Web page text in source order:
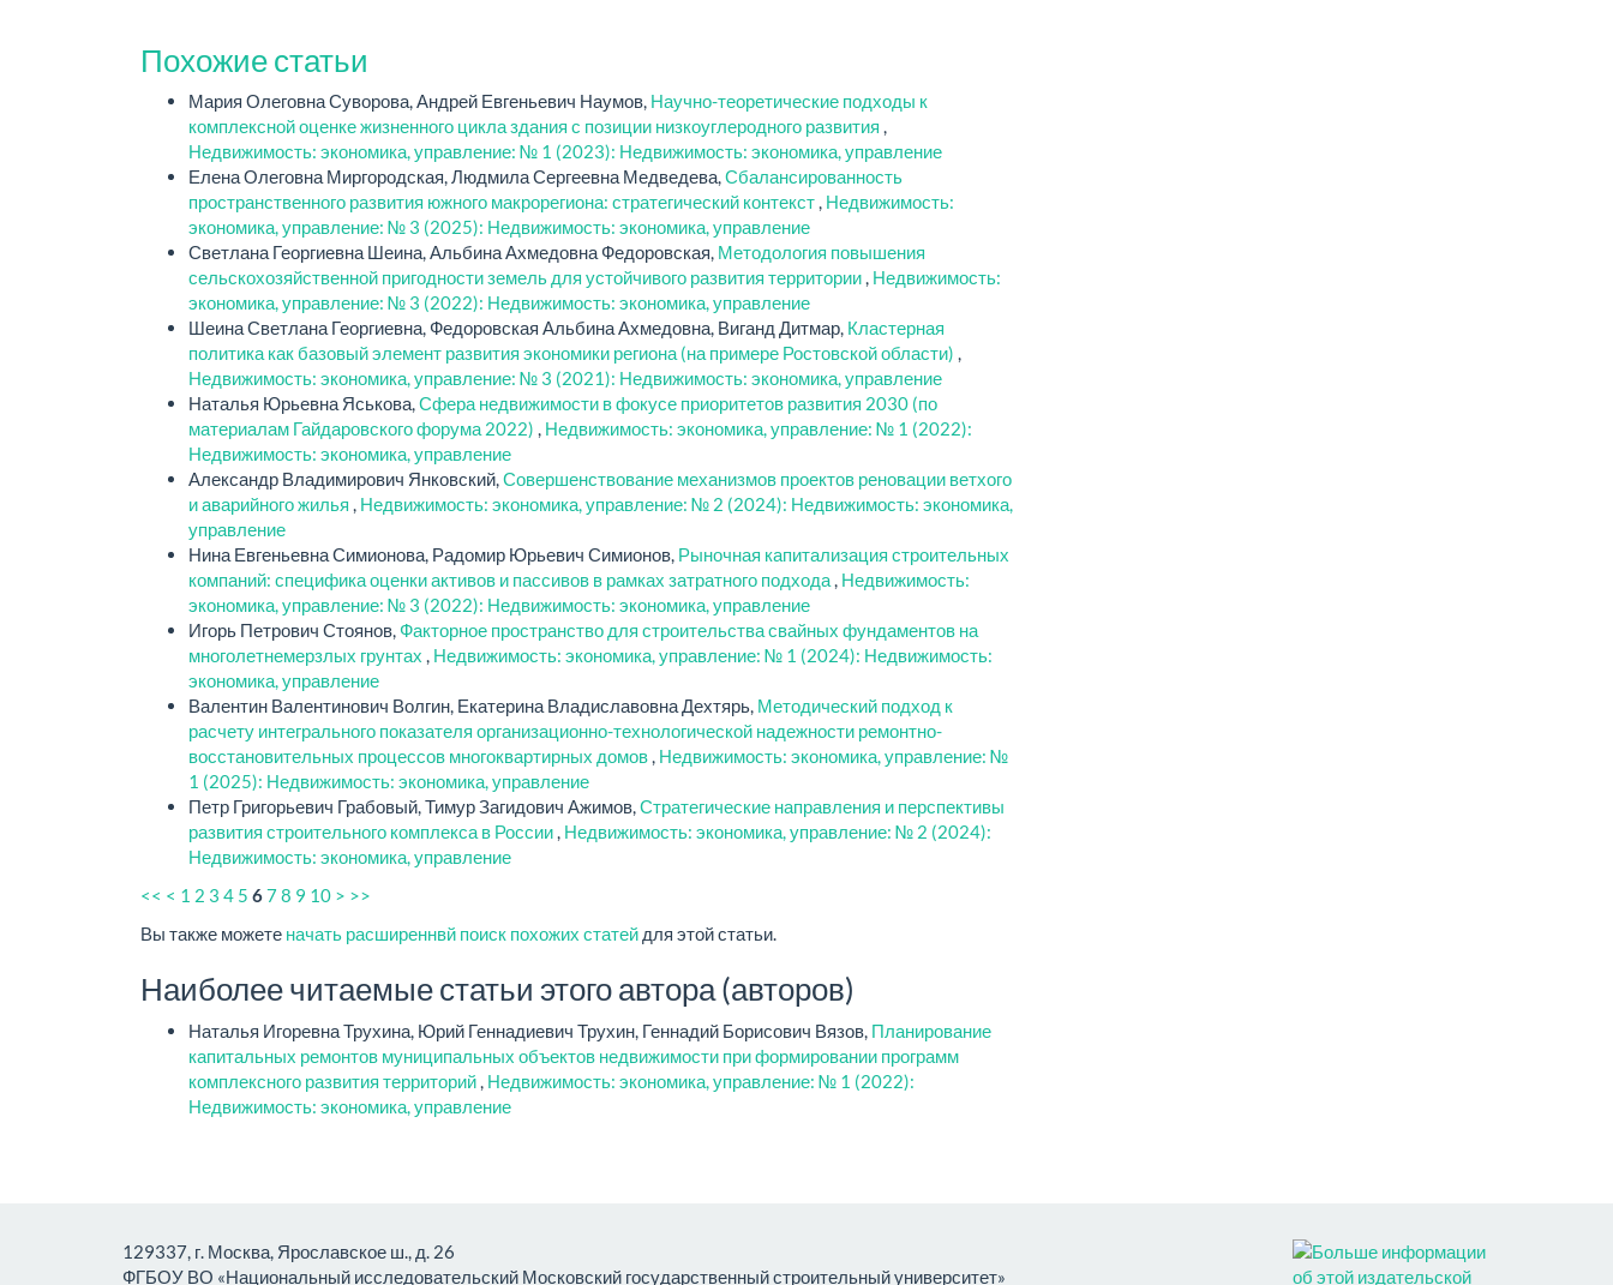
Похожие статьи
Мария Олеговна Суворова, Андрей Евгеньевич Наумов, Научно-теоретические подходы к
комплексной оценке жизненного цикла здания с позиции низкоуглеродного развития ,
Недвижимость: экономика, управление: № 1 (2023): Недвижимость: экономика, управление
Елена Олеговна Миргородская, Людмила Сергеевна Медведева,Сбалансированность
пространственного развития южного макрорегиона: стратегический контекст, Недвижимость:
экономика, управление: № 3 (2025): Недвижимость: экономика, управление
Светлана Георгиевна Шеина, Альбина Ахмедовна Федоровская, Методология повышения
сельскохозяйственной пригодности земель для устойчивого развития территории, Недвижимость:
экономика, управление: № 3 (2022): Недвижимость: экономика, управление
Шеина Светлана Георгиевна, Федоровская Альбина Ахмедовна, Виганд Дитмар, Кластерная
политика как базовый элемент развития экономики региона (на примере Ростовской области) ,
Недвижимость: экономика, управление: № 3 (2021): Недвижимость: экономика, управление
Наталья Юрьевна Яськова,Сфера недвижимости в фокусе приоритетов развития 2030 (по
материалам Гайдаровского форума 2022) , Недвижимость: экономика, управление: № 1 (2022):
Недвижимость: экономика, управление
Александр Владимирович Янковский,Совершенствование механизмов проектов реновации ветхого
и аварийного жилья , Недвижимость: экономика, управление: № 2 (2024): Недвижимость: экономика,
управление
Нина Евгеньевна Симионова, Радомир Юрьевич Симионов, Рыночная капитализация строительных
компаний: специфика оценки активов и пассивов в рамках затратного подхода, Недвижимость:
экономика, управление: № 3 (2022): Недвижимость: экономика, управление
Игорь Петрович Стоянов,Факторное пространство для строительства свайных фундаментов на
многолетнемерзлых грунтах , Недвижимость: экономика, управление: № 1 (2024): Недвижимость:
экономика, управление
Валентин Валентинович Волгин, Екатерина Владиславовна Дехтярь, Методический подход к
расчету интегрального показателя организационно-технологической надежности ремонтно-
восстановительных процессов многоквартирных домов, Недвижимость: экономика, управление: №
1 (2025): Недвижимость: экономика, управление
Петр Григорьевич Грабовый, Тимур Загидович Ажимов,Стратегические направления и перспективы
развития строительного комплекса в России, Недвижимость: экономика, управление: № 2 (2024):
Недвижимость: экономика, управление
<< < 1 2 3 4 5 6 78 9 10 > >>
Вы также можете начать расширеннвй поиск похожих статей для этой статьи.
Наиболее читаемые статьи этого автора (авторов)
Наталья Игоревна Трухина, Юрий Геннадиевич Трухин, Геннадий Борисович Вязов, Планирование
капитальных ремонтов муниципальных объектов недвижимости при формировании программ
комплексного развития территорий Недвижимость: экономика, управление: № 1 (2022):
Недвижимость: экономика, управление
129337, г. Москва, Ярославское ш., д. 26
ФГБОУ ВО «Национальный исследовательский Московский государственный строительный университет»